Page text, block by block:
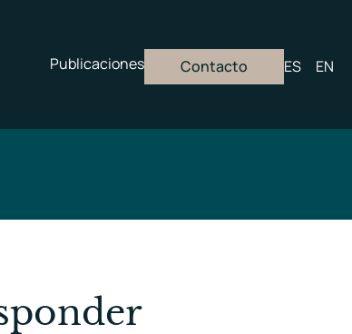
Publicaciones Contacto ES EN